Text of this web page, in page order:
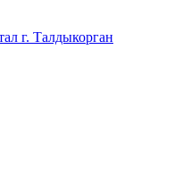
г. Талдыкорган